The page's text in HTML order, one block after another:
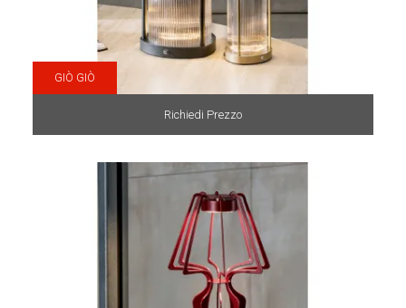
GIÒ GIÒ
Richiedi Prezzo